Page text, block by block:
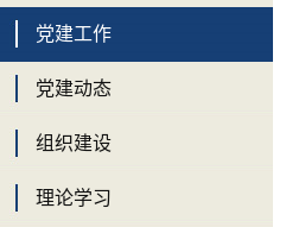
党建工作
党建动态
组织建设
理论学习